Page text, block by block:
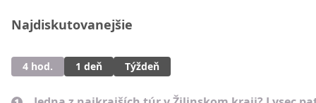
Najdiskutovanejšie
4 hod. 1 deň Týždeň